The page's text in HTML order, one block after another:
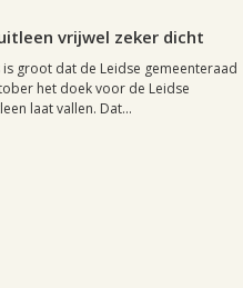
vrijwel zeker dicht
is groot dat de Leidse gemeenteraad
het doek voor de Leidse
laat vallen. Dat...